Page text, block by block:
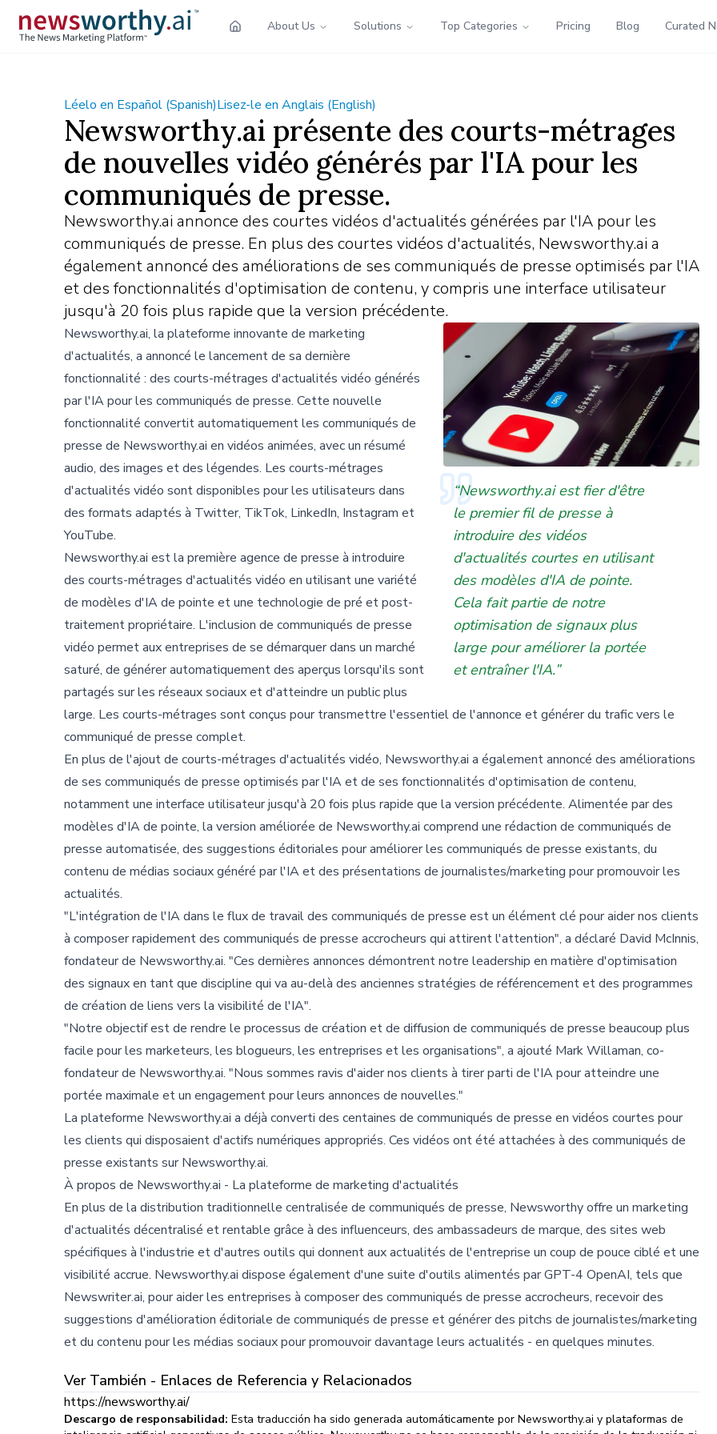
About Us Solutions Top Categories Pricing Blog Curated
Léelo en Español (Spanish)Lisez-le en Anglais (English)
Newsworthy.ai présente des courts-métrages
de nouvelles vidéo générés par l'IA pour les
communiqués de presse.
Newsworthy.ai annonce des courtes vidéos d'actualités générées par l'IA pour les
communiqués de presse. En plus des courtes vidéos d'actualités, Newsworthy.ai a
également annoncé des améliorations de ses communiqués de presse optimisés par l'IA
et des fonctionnalités d'optimisation de contenu, y compris une interface utilisateur
jusqu'à 20 fois plus rapide que la version précédente.
“Newsworthy.ai est fier d'être
le premier fil de presse à
introduire des vidéos
d'actualités courtes en utilisant
des modèles d'IA de pointe.
Cela fait partie de notre
optimisation de signaux plus
large pour améliorer la portée
et entraîner l'IA.”
Newsworthy.ai, la plateforme innovante de marketing
d'actualités, a annoncé le lancement de sa dernière
fonctionnalité : des courts-métrages d'actualités vidéo générés
par l'IA pour les communiqués de presse. Cette nouvelle
fonctionnalité convertit automatiquement les communiqués de
presse de Newsworthy.ai en vidéos animées, avec un résumé
audio, des images et des légendes. Les courts-métrages
d'actualités vidéo sont disponibles pour les utilisateurs dans
des formats adaptés à Twitter, TikTok, LinkedIn, Instagram et
YouTube.
Newsworthy.ai est la première agence de presse à introduire
des courts-métrages d'actualités vidéo en utilisant une variété
de modèles d'IA de pointe et une technologie de pré et post-
traitement propriétaire. L'inclusion de communiqués de presse
vidéo permet aux entreprises de se démarquer dans un marché
saturé, de générer automatiquement des aperçus lorsqu'ils sont
partagés sur les réseaux sociaux et d'atteindre un public plus
large. Les courts-métrages sont conçus pour transmettre l'essentiel de l'annonce et générer du trafic vers le
communiqué de presse complet.
En plus de l'ajout de courts-métrages d'actualités vidéo, Newsworthy.ai a également annoncé des améliorations
de ses communiqués de presse optimisés par l'IA et de ses fonctionnalités d'optimisation de contenu,
notamment une interface utilisateur jusqu'à 20 fois plus rapide que la version précédente. Alimentée par des
modèles d'IA de pointe, la version améliorée de Newsworthy.ai comprend une rédaction de communiqués de
presse automatisée, des suggestions éditoriales pour améliorer les communiqués de presse existants, du
contenu de médias sociaux généré par l'IA et des présentations de journalistes/marketing pour promouvoir les
actualités.
"L'intégration de l'IA dans le flux de travail des communiqués de presse est un élément clé pour aider nos clients
à composer rapidement des communiqués de presse accrocheurs qui attirent l'attention", a déclaré David McInnis,
fondateur de Newsworthy.ai. "Ces dernières annonces démontrent notre leadership en matière d'optimisation
des signaux en tant que discipline qui va au-delà des anciennes stratégies de référencement et des programmes
de création de liens vers la visibilité de l'IA".
"Notre objectif est de rendre le processus de création et de diffusion de communiqués de presse beaucoup plus
facile pour les marketeurs, les blogueurs, les entreprises et les organisations", a ajouté Mark Willaman, co-
fondateur de Newsworthy.ai. "Nous sommes ravis d'aider nos clients à tirer parti de l'IA pour atteindre une
portée maximale et un engagement pour leurs annonces de nouvelles."
La plateforme Newsworthy.ai a déjà converti des centaines de communiqués de presse en vidéos courtes pour
les clients qui disposaient d'actifs numériques appropriés. Ces vidéos ont été attachées à des communiqués de
presse existants sur Newsworthy.ai.
À propos de Newsworthy.ai - La plateforme de marketing d'actualités
En plus de la distribution traditionnelle centralisée de communiqués de presse, Newsworthy offre un marketing
d'actualités décentralisé et rentable grâce à des influenceurs, des ambassadeurs de marque, des sites web
spécifiques à l'industrie et d'autres outils qui donnent aux actualités de l'entreprise un coup de pouce ciblé et une
visibilité accrue. Newsworthy.ai dispose également d'une suite d'outils alimentés par GPT-4 OpenAI, tels que
Newswriter.ai, pour aider les entreprises à composer des communiqués de presse accrocheurs, recevoir des
suggestions d'amélioration éditoriale de communiqués de presse et générer des pitchs de journalistes/marketing
et du contenu pour les médias sociaux pour promouvoir davantage leurs actualités - en quelques minutes.
Ver También - Enlaces de Referencia y Relacionados
https://newsworthy.ai/
Descargo de responsabilidad: Esta traducción ha sido generada automáticamente por Newsworthy.ai y plataformas de